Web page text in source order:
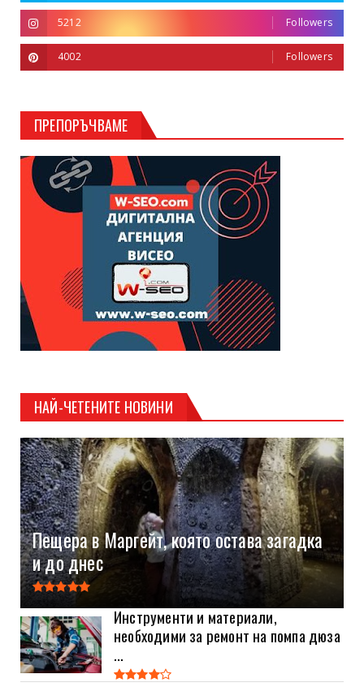
5212 Followers
4002 Followers
ПРЕПОРЪЧВАМЕ
НАЙ-ЧЕТЕНИТЕ НОВИНИ
Пещера в Маргейт, която остава загадка
и до днес
Инструменти и материали,
необходими за ремонт на помпа дюза
...